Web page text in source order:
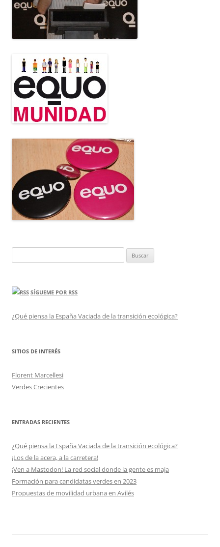
SÍGUEME POR RSS
¿Qué piensa la España Vaciada de la transición ecológica?
SITIOS DE INTERÉS
Florent Marcellesi
Verdes Crecientes
ENTRADAS RECIENTES
¿Qué piensa la España Vaciada de la transición ecológica?
¡Los de la acera, a la carretera!
¡Ven a Mastodon! La red social donde la gente es maja
Formación para candidatas verdes en 2023
Propuestas de movilidad urbana en Avilés